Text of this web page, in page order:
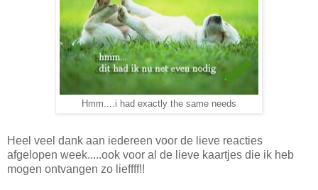
Hmm....i had exactly the same needs
Heel veel dank aan iedereen voor de lieve reacties
afgelopen week.....ook voor al de lieve kaartjes die ik heb
mogen ontvangen zo lieffff!!